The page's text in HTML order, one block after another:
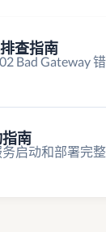
查指南
Bad Gateway
南
启动和部署完